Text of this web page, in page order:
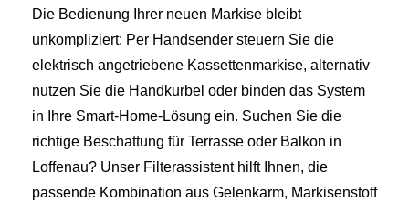
Die Bedienung Ihrer neuen Markise bleibt
unkompliziert: Per Handsender steuern Sie die
elektrisch angetriebene Kassettenmarkise, alternativ
nutzen Sie die Handkurbel oder binden das System
in Ihre Smart-Home-Lösung ein. Suchen Sie die
richtige Beschattung für Terrasse oder Balkon in
Loffenau? Unser Filterassistent hilft Ihnen, die
passende Kombination aus Gelenkarm, Markisenstoff